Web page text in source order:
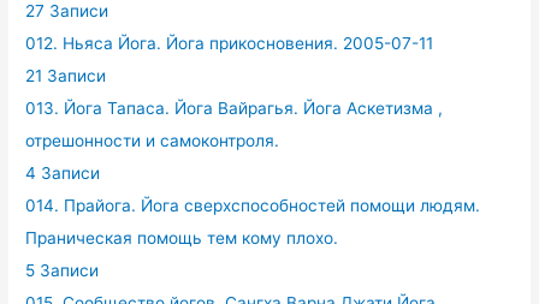
27 Записи
012. Ньяса Йога. Йога прикосновения. 2005-07-11
21 Записи
013. Йога Тапаса. Йога Вайрагья. Йога Аскетизма ,
отрешонности и самоконтроля.
4 Записи
014. Прайога. Йога сверхспособностей помощи людям.
Праническая помощь тем кому плохо.
5 Записи